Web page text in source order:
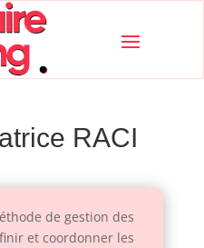
RACI
de gestion des
et coordonner les